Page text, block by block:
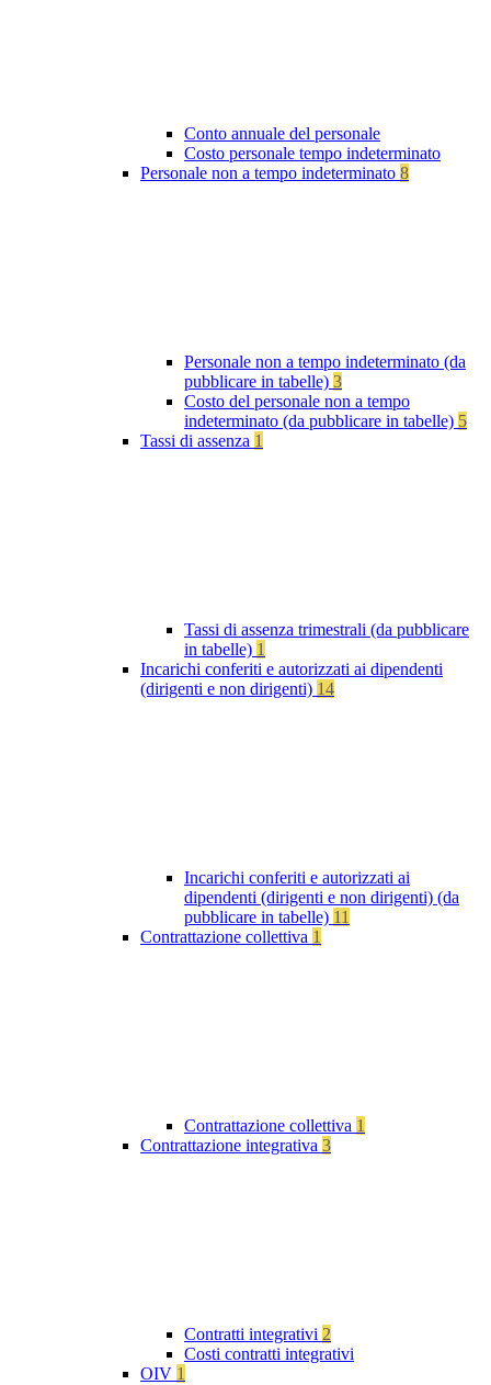
Conto annuale del personale
Costo personale tempo indeterminato
Personale non a tempo indeterminato 8
Personale non a tempo indeterminato (da
pubblicare in tabelle) 3
Costo del personale non a tempo
indeterminato (da pubblicare in tabelle) 5
Tassi di assenza 1
Tassi di assenza trimestrali (da pubblicare
in tabelle) 1
Incarichi conferiti e autorizzati ai dipendenti
(dirigenti e non dirigenti) 14
Incarichi conferiti e autorizzati ai
dipendenti (dirigenti e non dirigenti) (da
pubblicare in tabelle) 11
Contrattazione collettiva 1
Contrattazione collettiva 1
Contrattazione integrativa 3
Contratti integrativi 2
Costi contratti integrativi
OIV 1